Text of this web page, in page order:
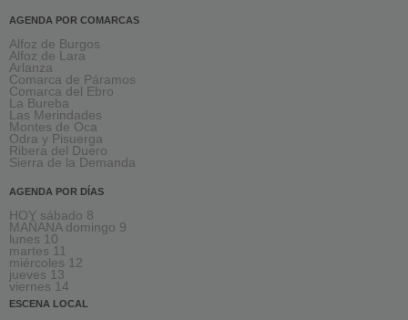
AGENDA POR COMARCAS
Alfoz de Burgos
Alfoz de Lara
Arlanza
Comarca de Páramos
Comarca del Ebro
La Bureba
Las Merindades
Montes de Oca
Odra y Pisuerga
Ribera del Duero
Sierra de la Demanda
AGENDA POR DÍAS
HOY sábado 8
MAÑANA domingo 9
lunes 10
martes 11
miércoles 12
jueves 13
viernes 14
ESCENA LOCAL